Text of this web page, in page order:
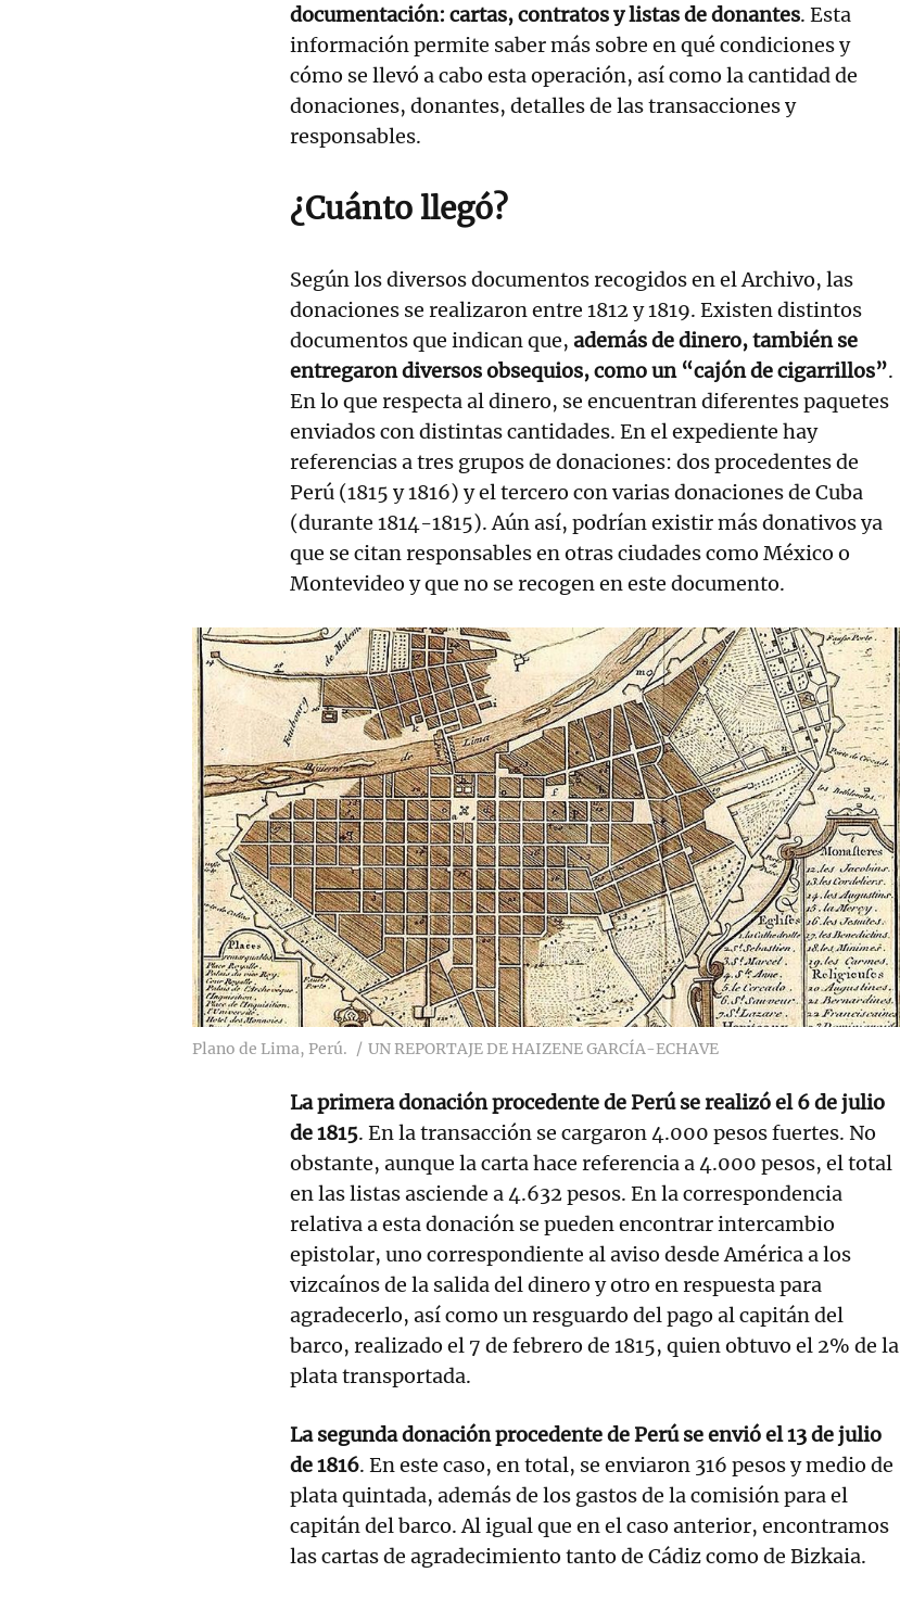
documentación: cartas, contratos y listas de donantes. Esta
información permite saber más sobre en qué condiciones y
cómo se llevó a cabo esta operación, así como la cantidad de
donaciones, donantes, detalles de las transacciones y
responsables.
¿Cuánto llegó?
Según los diversos documentos recogidos en el Archivo, las
donaciones se realizaron entre 1812 y 1819. Existen distintos
documentos que indican que, además de dinero, también se
entregaron diversos obsequios, como un “cajón de cigarrillos”.
En lo que respecta al dinero, se encuentran diferentes paquetes
enviados con distintas cantidades. En el expediente hay
referencias a tres grupos de donaciones: dos procedentes de
Perú (1815 y 1816) y el tercero con varias donaciones de Cuba
(durante 1814-1815). Aún así, podrían existir más donativos ya
que se citan responsables en otras ciudades como México o
Montevideo y que no se recogen en este documento.
Plano de Lima, Perú. UN REPORTAJE DE HAIZENE GARCÍA-ECHAVE
La primera donación procedente de Perú se realizó el 6 de julio
de 1815. En la transacción se cargaron 4.000 pesos fuertes. No
obstante, aunque la carta hace referencia a 4.000 pesos, el total
en las listas asciende a 4.632 pesos. En la correspondencia
relativa a esta donación se pueden encontrar intercambio
epistolar, uno correspondiente al aviso desde América a los
vizcaínos de la salida del dinero y otro en respuesta para
agradecerlo, así como un resguardo del pago al capitán del
barco, realizado el 7 de febrero de 1815, quien obtuvo el 2% de la
plata transportada.
La segunda donación procedente de Perú se envió el 13 de julio
de 1816. En este caso, en total, se enviaron 316 pesos y medio de
plata quintada, además de los gastos de la comisión para el
capitán del barco. Al igual que en el caso anterior, encontramos
las cartas de agradecimiento tanto de Cádiz como de Bizkaia.